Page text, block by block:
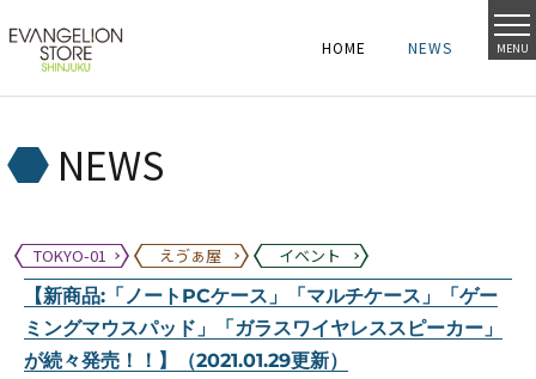
MENU
HOME
HOME NEWS
NEWS
NEWS
TOKYO-01 えゔぁ屋
イベント
【新商品:「ノートPCケース」「マルチケース」「ゲー
ミングマウスパッド」「ガラスワイヤレススピーカー」
が続々発売！！】（2021.01.29更新）